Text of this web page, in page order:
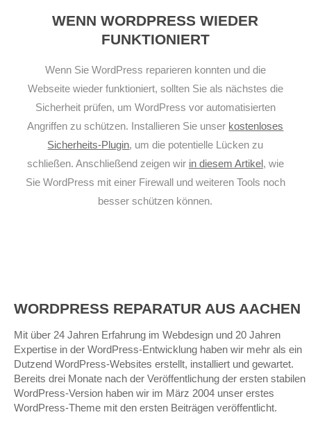
WENN WORDPRESS WIEDER
FUNKTIONIERT
Wenn Sie WordPress reparieren konnten und die
Webseite wieder funktioniert, sollten Sie als nächstes die
Sicherheit prüfen, um WordPress vor automatisierten
Angriffen zu schützen. Installieren Sie unser kostenloses
Sicherheits-Plugin, um die potentielle Lücken zu
schließen. Anschließend zeigen wir in diesem Artikel, wie
Sie WordPress mit einer Firewall und weiteren Tools noch
besser schützen können.
WORDPRESS REPARATUR AUS AACHEN
Mit über 24 Jahren Erfahrung im Webdesign und 20 Jahren
Expertise in der WordPress-Entwicklung haben wir mehr als ein
Dutzend WordPress-Websites erstellt, installiert und gewartet.
Bereits drei Monate nach der Veröffentlichung der ersten stabilen
WordPress-Version haben wir im März 2004 unser erstes
WordPress-Theme mit den ersten Beiträgen veröffentlicht.